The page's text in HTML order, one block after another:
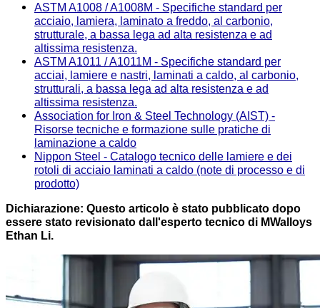
ASTM A1008 / A1008M - Specifiche standard per
acciaio, lamiera, laminato a freddo, al carbonio,
strutturale, a bassa lega ad alta resistenza e ad
altissima resistenza.
ASTM A1011 / A1011M - Specifiche standard per
acciai, lamiere e nastri, laminati a caldo, al carbonio,
strutturali, a bassa lega ad alta resistenza e ad
altissima resistenza.
Association for Iron & Steel Technology (AIST) -
Risorse tecniche e formazione sulle pratiche di
laminazione a caldo
Nippon Steel - Catalogo tecnico delle lamiere e dei
rotoli di acciaio laminati a caldo (note di processo e di
prodotto)
Dichiarazione: Questo articolo è stato pubblicato dopo
essere stato revisionato dall'esperto tecnico di MWalloys
Ethan Li.